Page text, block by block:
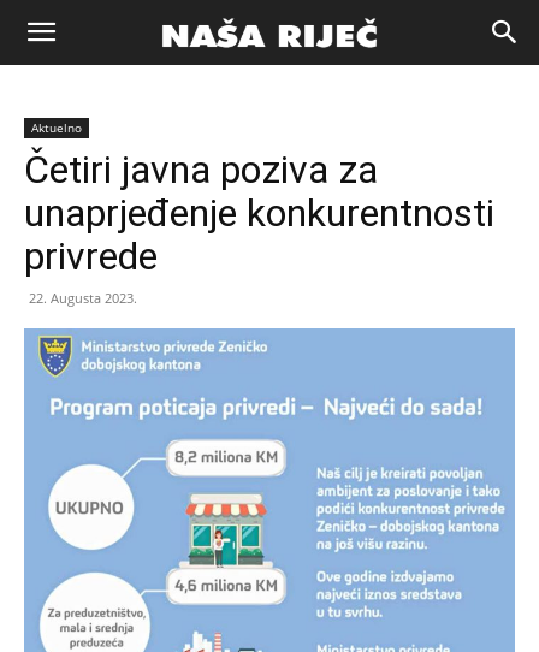
Naša
riječ
Aktuelno
Četiri javna poziva za
unaprjeđenje konkurentnosti
privrede
22. Augusta 2023.